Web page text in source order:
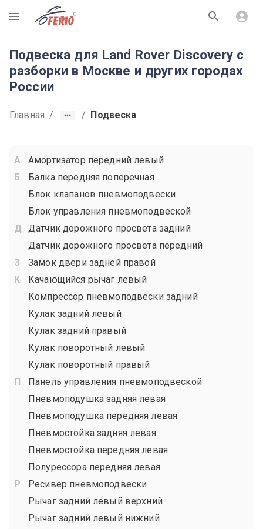
R
Подвеска для Land Rover Discovery с
разборки в Москве и других городах
России
Главная / / Подвеска
Амортизатор передний левый
Балка передняя поперечная
Блок клапанов пневмоподвески
Блок управления пневмоподвеской
Датчик дорожного просвета задний
Датчик дорожного просвета передний
Замок двери задней правой
Качающийся рычаг левый
Компрессор пневмоподвески задний
Кулак задний левый
Кулак задний правый
Кулак поворотный левый
Кулак поворотный правый
Панель управления пневмоподвеской
Пневмоподушка задняя левая
Пневмоподушка передняя левая
Пневмостойка задняя левая
Пневмостойка передняя левая
Полурессора передняя левая
Ресивер пневмоподвески
Рычаг задний левый верхний
Рычаг задний левый нижний